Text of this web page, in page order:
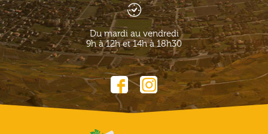
Du mardi au vendredi
9h à 12h et 14h à 18h30